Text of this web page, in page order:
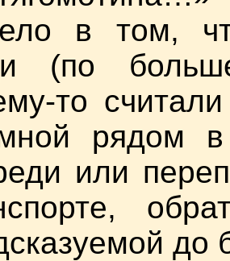
в том,
(по
то
рядом в
или
до